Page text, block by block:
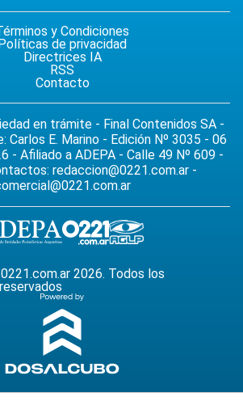
y Condiciones
de privacidad
Directrices IA
RSS
Contacto
en trámite - Final Contenidos SA -
Carlos E. Marino - Edición Nº 3035 - 06
- Afiliado a ADEPA - Calle 49 Nº 609 -
redaccion@0221.com.ar -
2026. Todos los